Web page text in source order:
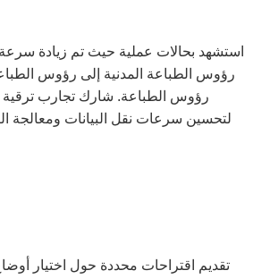
استشهد بحالات عملية حيث تم زيادة سرعة
رؤوس الطباعة المدنية إلى رؤوس
رؤوس الطباعة. شارك تجارب ترقية
لتحسين سرعات نقل البيانات ومعالجة
تقديم اقتراحات محددة حول اختيار